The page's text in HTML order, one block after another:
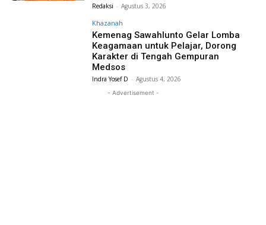
Redaksi - Agustus 3, 2026
Khazanah
Kemenag Sawahlunto Gelar Lomba
Keagamaan untuk Pelajar, Dorong
Karakter di Tengah Gempuran
Medsos
Indra Yosef D - Agustus 4, 2026
- Advertisement -